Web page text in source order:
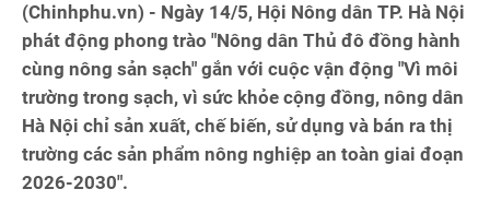
(Chinhphu.vn) - Ngày 14/5, Hội Nông dân TP. Hà Nội
phát động phong trào "Nông dân Thủ đô đồng hành
cùng nông sản sạch" gắn với cuộc vận động "Vì môi
trường trong sạch, vì sức khỏe cộng đồng, nông dân
Hà Nội chỉ sản xuất, chế biến, sử dụng và bán ra thị
trường các sản phẩm nông nghiệp an toàn giai đoạn
2026-2030".